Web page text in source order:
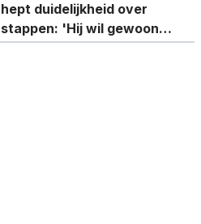
duidelijkheid over
'Hij wil gewoon